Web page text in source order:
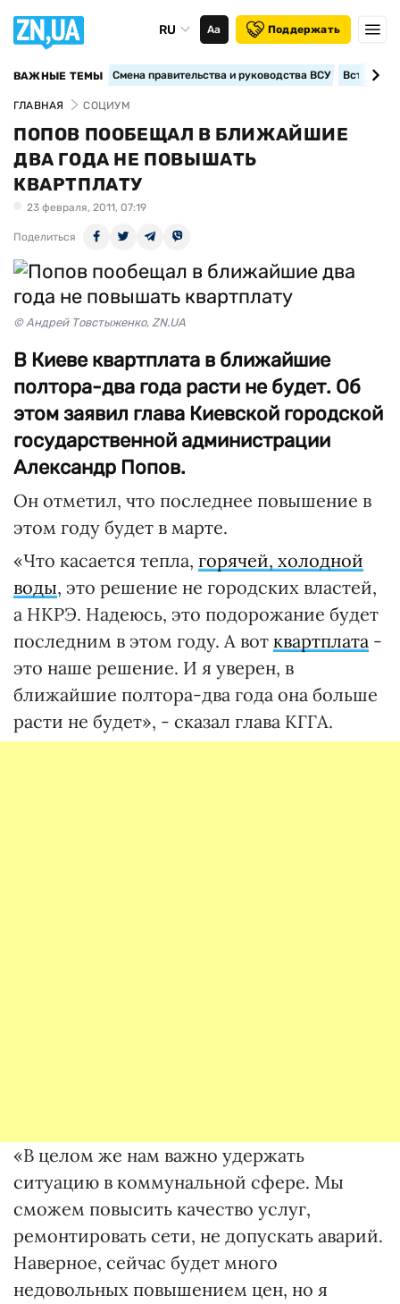
RU Аа Поддержать
ВАЖНЫЕ ТЕМЫ Смена правительства и руководства ВСУ
ГЛАВНАЯ СОЦИУМ
ПОПОВ ПООБЕЩАЛ В БЛИЖАЙШИЕ
ДВА ГОДА НЕ ПОВЫШАТЬ
КВАРТПЛАТУ
23 февраля, 2011, 07:19
Поделиться
© Андрей Товстыженко, ZN.UA
В Киеве квартплата в ближайшие
полтора-два года расти не будет. Об
этом заявил глава Киевской городской
государственной администрации
Александр Попов.
Он отметил, что последнее повышение в
этом году будет в марте.
«Что касается тепла, горячей, холодной
воды, это решение не городских властей,
а НКРЭ. Надеюсь, это подорожание будет
последним в этом году. А вот квартплата -
это наше решение. И я уверен, в
ближайшие полтора-два года она больше
расти не будет», - сказал глава КГГА.
«В целом же нам важно удержать
ситуацию в коммунальной сфере. Мы
сможем повысить качество услуг,
ремонтировать сети, не допускать аварий.
Наверное, сейчас будет много
недовольных повышением цен, но я